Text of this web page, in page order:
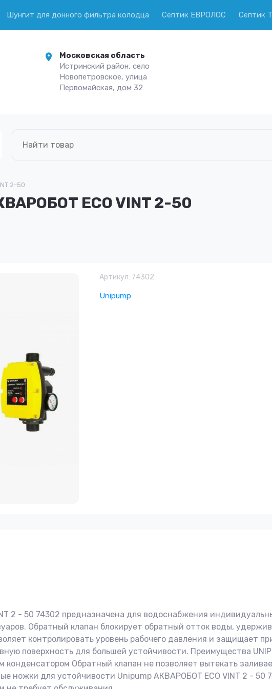
Шунгит для донного фильтра колодца Септик ЕВРОЛОС Септик
Московская область
Истринский район, село
Новопетровское, улица
Первомайская, дом 32
2-50
ECO VINT 2-50
Артикул: 74302
Unipump
2 - 50 74302 предназначена для водоснабжения
Обратный клапан блокирует обратный отток воды,
контролировать уровень рабочего давления и защищает
поверхность для большей устойчивости. Преимущества
Обратный клапан не позволяет вытекать
ножки для устойчивости Unipump АКВАРОБОТ ECO VINT 2 - 50